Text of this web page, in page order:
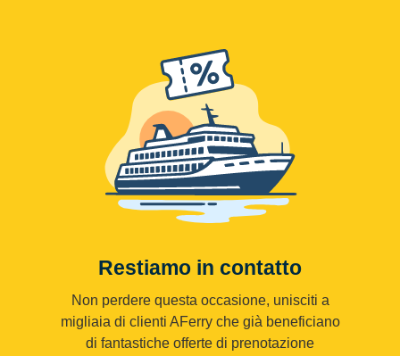
Restiamo in contatto
Non perdere questa occasione, unisciti a
migliaia di clienti AFerry che già beneficiano
di fantastiche offerte di prenotazione